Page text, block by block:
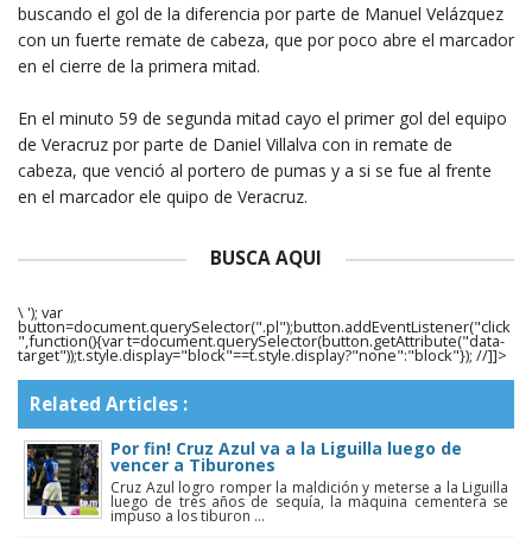
buscando el gol de la diferencia por parte de Manuel Velázquez
con un fuerte remate de cabeza, que por poco abre el marcador
en el cierre de la primera mitad.
En el minuto 59 de segunda mitad cayo el primer gol del equipo
de Veracruz por parte de Daniel Villalva con in remate de
cabeza, que venció al portero de pumas y a si se fue al frente
en el marcador ele quipo de Veracruz.
BUSCA AQUI
\ '); var
button=document.querySelector(".pl");button.addEventListener("click
",function(){var t=document.querySelector(button.getAttribute("data-
target"));t.style.display="block"==t.style.display?"none":"block"}); //]]>
Related Articles :
Por fin! Cruz Azul va a la Liguilla luego de
vencer a Tiburones
Cruz Azul logro romper la maldición y meterse a la Liguilla
luego de tres años de sequía, la maquina cementera se
impuso a los tiburon ...